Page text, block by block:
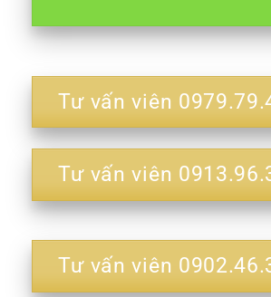
Tư vấn viên
Tư vấn viên
Tư vấn viên